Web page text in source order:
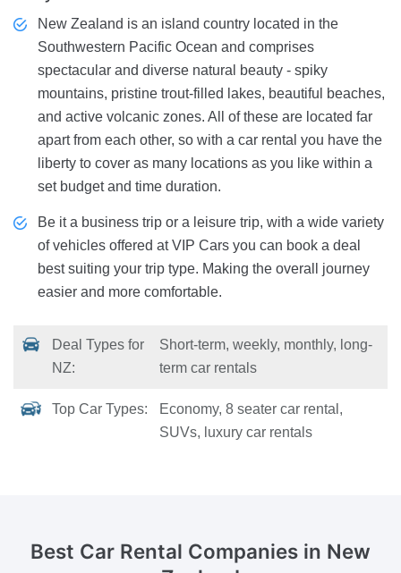
New Zealand is an island country located in the
Southwestern Pacific Ocean and comprises
spectacular and diverse natural beauty - spiky
mountains, pristine trout-filled lakes, beautiful beaches,
and active volcanic zones. All of these are located far
apart from each other, so with a car rental you have the
liberty to cover as many locations as you like within a
set budget and time duration.
Be it a business trip or a leisure trip, with a wide variety
of vehicles offered at VIP Cars you can book a deal
best suiting your trip type. Making the overall journey
easier and more comfortable.
Deal Types for
NZ:
Short-term, weekly, monthly, long-
term car rentals
Top Car Types:
Economy, 8 seater car rental,
SUVs, luxury car rentals
Best Car Rental Companies in New